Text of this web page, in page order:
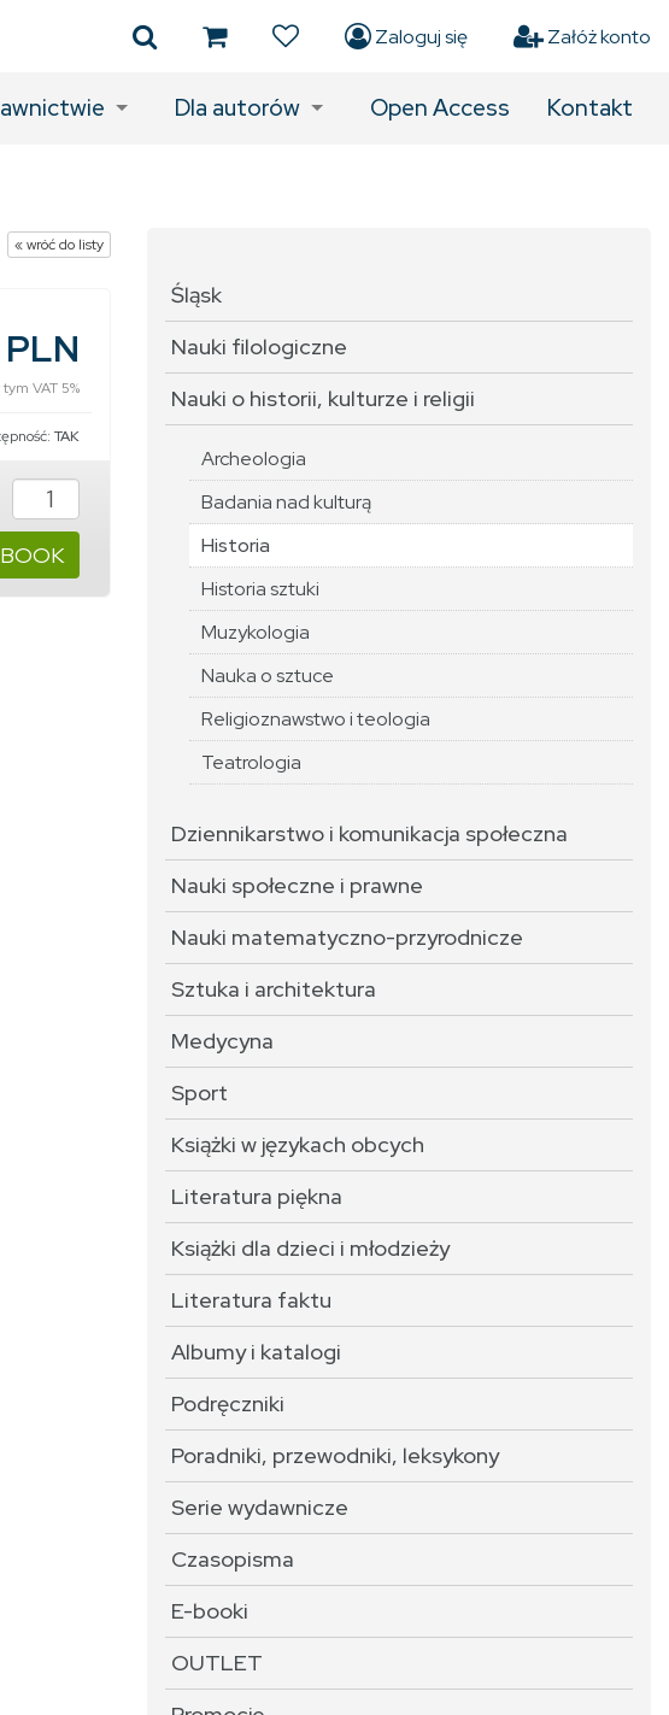
Zaloguj się Załóż konto
Dla autorów Open Access Kontakt
« wróć do listy
tym VAT 5%
TAK
Śląsk
Nauki filologiczne
Nauki o historii, kulturze i religii
Archeologia
Badania nad kulturą
Historia
Historia sztuki
Muzykologia
Nauka o sztuce
Religioznawstwo i teologia
Teatrologia
Dziennikarstwo i komunikacja społeczna
Nauki społeczne i prawne
Nauki matematyczno-przyrodnicze
Sztuka i architektura
Medycyna
Sport
Książki w językach obcych
Literatura piękna
Książki dla dzieci i młodzieży
Literatura faktu
Albumy i katalogi
Podręczniki
Poradniki, przewodniki, leksykony
Serie wydawnicze
Czasopisma
E-booki
OUTLET